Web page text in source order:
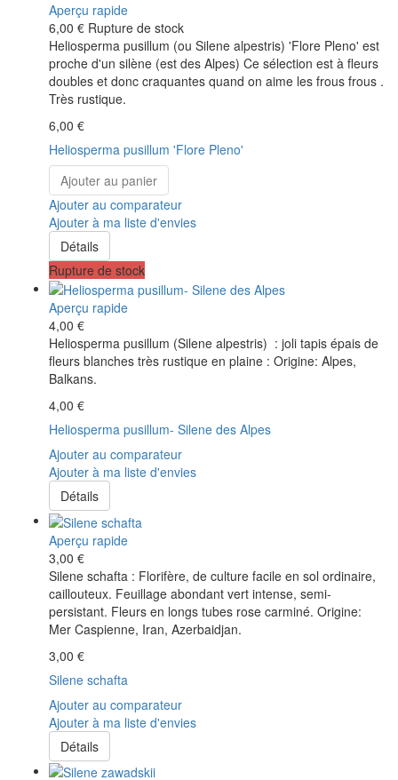
Aperçu rapide
6,00 € Rupture de stock
Heliosperma pusillum (ou Silene alpestris) 'Flore Pleno' est
proche d'un silène (est des Alpes) Ce sélection est à fleurs
doubles et donc craquantes quand on aime les frous frous .
Très rustique.
6,00 €
Heliosperma pusillum 'Flore Pleno'
Ajouter au panier
Ajouter au comparateur
Ajouter à ma liste d'envies
Détails
Rupture de stock
Aperçu rapide
4,00 €
Heliosperma pusillum (Silene alpestris) : joli tapis épais de
fleurs blanches très rustique en plaine : Origine: Alpes,
Balkans.
4,00 €
Heliosperma pusillum- Silene des Alpes
Ajouter au comparateur
Ajouter à ma liste d'envies
Détails
Aperçu rapide
3,00 €
Silene schafta : Florifère, de culture facile en sol ordinaire,
caillouteux. Feuillage abondant vert intense, semi-
persistant. Fleurs en longs tubes rose carminé. Origine:
Mer Caspienne, Iran, Azerbaidjan.
3,00 €
Silene schafta
Ajouter au comparateur
Ajouter à ma liste d'envies
Détails